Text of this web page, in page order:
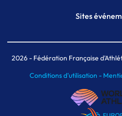
Plateforme
Sites
Meeting de
MAIF Ekiden
2026- Fédération Française
Conditions d'utilisation -